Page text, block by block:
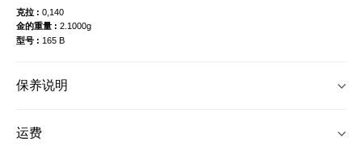
克拉
0,140
金的重量
2.1000g
型号
165 B
保养说明
运费